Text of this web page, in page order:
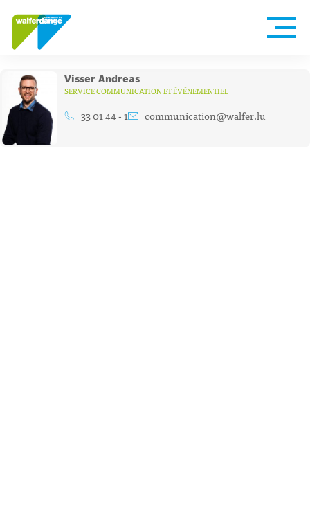
Visser Andreas
SERVICE COMMUNICATION ET ÉVÉNEMENTIEL
33 01 44 - 1 communication@walfer.lu